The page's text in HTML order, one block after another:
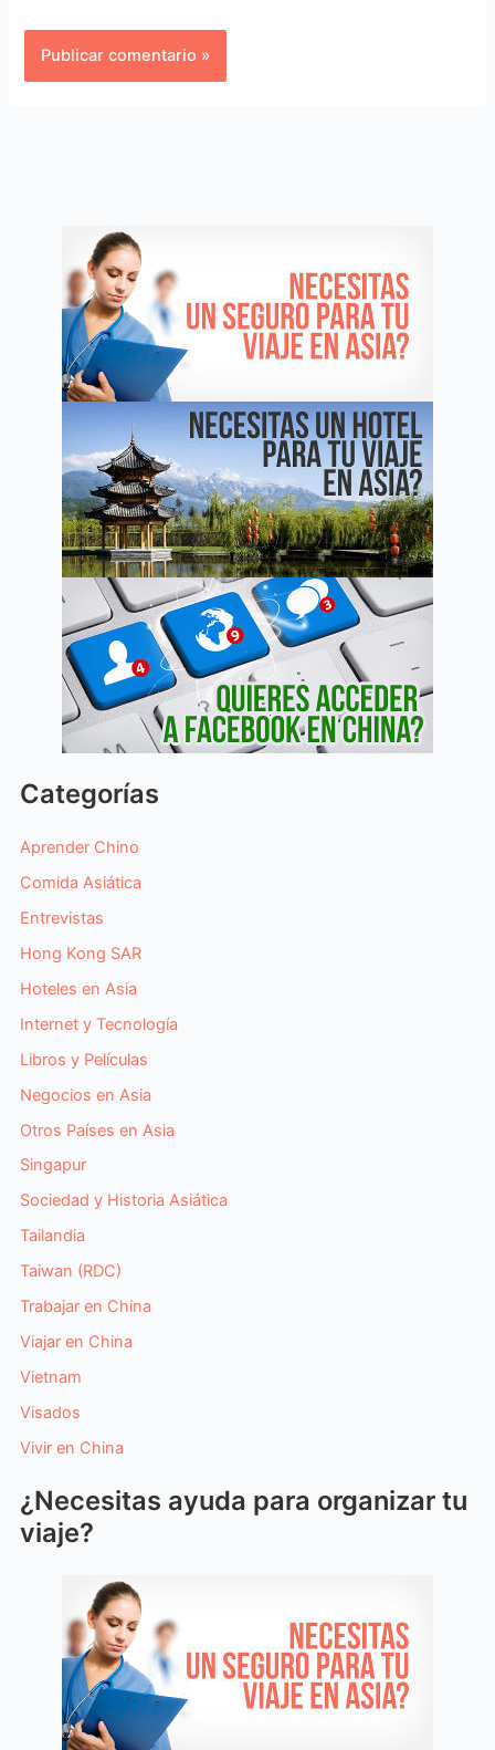
Categorías
Aprender Chino
Comida Asiática
Entrevistas
Hong Kong SAR
Hoteles en Asia
Internet y Tecnología
Libros y Películas
Negocios en Asia
Otros Países en Asia
Singapur
Sociedad y Historia Asiática
Tailandia
Taiwan (RDC)
Trabajar en China
Viajar en China
Vietnam
Visados
Vivir en China
¿Necesitas ayuda para organizar tu
viaje?